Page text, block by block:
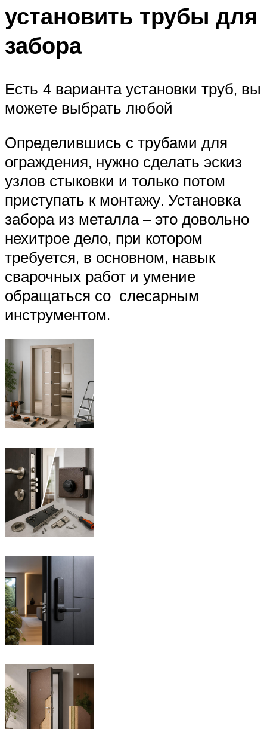
установить трубы для
забора
Есть 4 варианта установки труб, вы
можете выбрать любой
Определившись с трубами для
ограждения, нужно сделать эскиз
узлов стыковки и только потом
приступать к монтажу. Установка
забора из металла – это довольно
нехитрое дело, при котором
требуется, в основном, навык
сварочных работ и умение
обращаться со слесарным
инструментом.